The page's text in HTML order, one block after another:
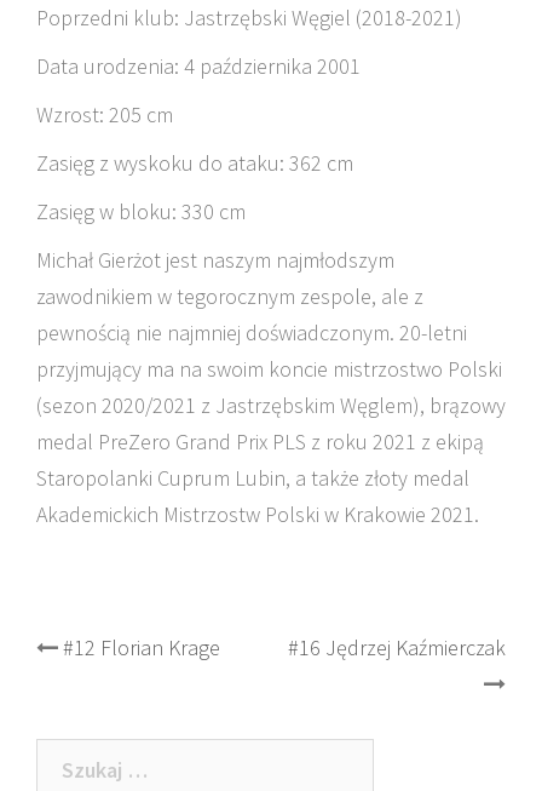
Poprzedni klub: Jastrzębski Węgiel (2018-2021)
Data urodzenia: 4 października 2001
Wzrost: 205 cm
Zasięg z wyskoku do ataku: 362 cm
Zasięg w bloku: 330 cm
Michał Gierżot jest naszym najmłodszym
zawodnikiem w tegorocznym zespole, ale z
pewnością nie najmniej doświadczonym. 20-letni
przyjmujący ma na swoim koncie mistrzostwo Polski
(sezon 2020/2021 z Jastrzębskim Węglem), brązowy
medal PreZero Grand Prix PLS z roku 2021 z ekipą
Staropolanki Cuprum Lubin, a także złoty medal
Akademickich Mistrzostw Polski w Krakowie 2021.
Post
#12 Florian Krage #16 Jędrzej Kaźmierczak
Szukaj: